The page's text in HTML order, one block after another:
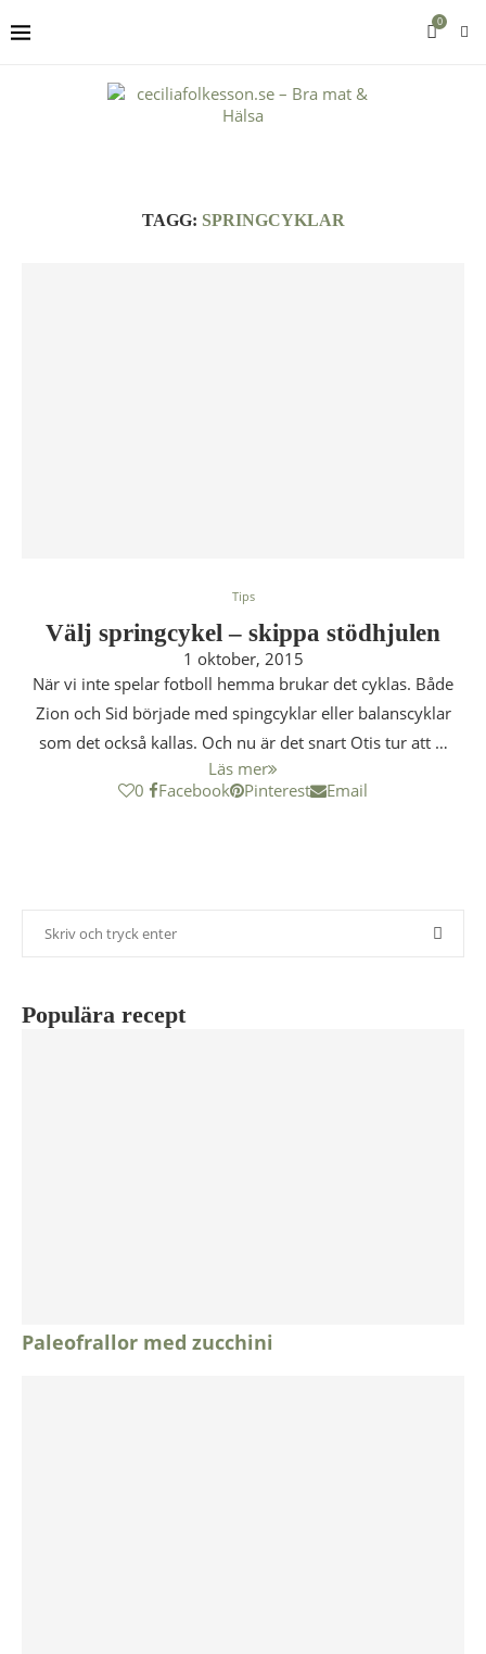
0
TAGG: SPRINGCYKLAR
Tips
Välj springcykel – skippa stödhjulen
1 oktober, 2015
När vi inte spelar fotboll hemma brukar det cyklas. Både
Zion och Sid började med spingcyklar eller balanscyklar
som det också kallas. Och nu är det snart Otis tur att …
Läs mer
0
Facebook Pinterest Email
Populära recept
Paleofrallor med zucchini